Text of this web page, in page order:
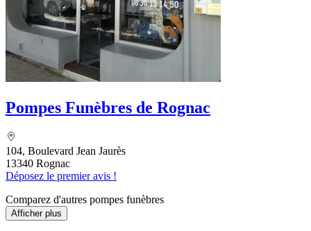
Pompes Funèbres de Rognac
104, Boulevard Jean Jaurès
13340 Rognac
Déposez le premier avis !
Comparez d'autres pompes funèbres
Afficher plus